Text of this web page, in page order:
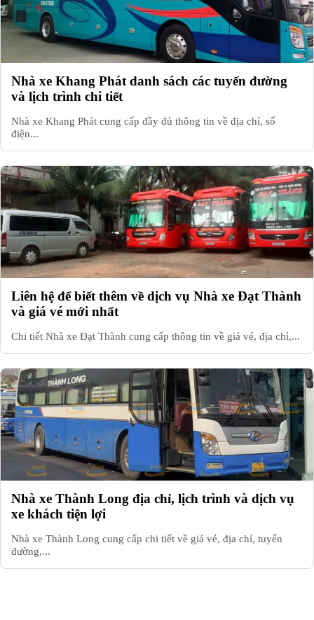
Nhà xe Khang Phát danh sách các tuyến đường
và lịch trình chi tiết
Nhà xe Khang Phát cung cấp đầy đủ thông tin về địa chỉ, số
điện...
Liên hệ để biết thêm về dịch vụ Nhà xe Đạt Thành
và giá vé mới nhất
Chi tiết Nhà xe Đạt Thành cung cấp thông tin về giá vé, địa chỉ,...
Nhà xe Thành Long địa chỉ, lịch trình và dịch vụ
xe khách tiện lợi
Nhà xe Thành Long cung cấp chi tiết về giá vé, địa chỉ, tuyến
đường,...